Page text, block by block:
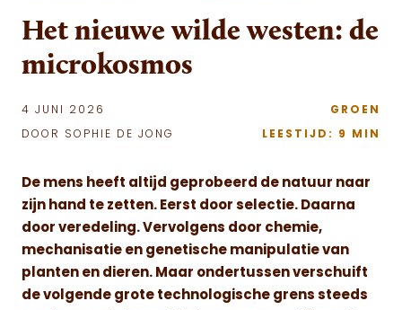
Het nieuwe wilde westen: de
microkosmos
4 JUNI 2026
DOOR SOPHIE DE JONG
GROEN
LEESTIJD: 9 MIN
De mens heeft altijd geprobeerd de natuur naar
zijn hand te zetten. Eerst door selectie. Daarna
door veredeling. Vervolgens door chemie,
mechanisatie en genetische manipulatie van
planten en dieren. Maar ondertussen verschuift
de volgende grote technologische grens steeds